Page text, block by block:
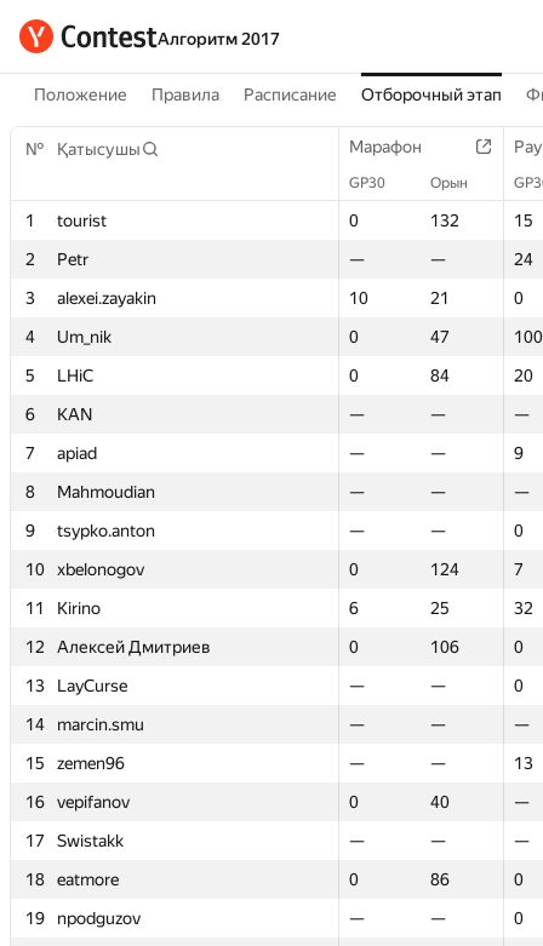
Алгоритм 2017
Положение Правила Расписание Отборочный этап
№ Қатысушы Марафон
GP30 Орын
1 tourist 0 132
15
2
Petr — —
24
3
alexei.zayakin 10 21
0
4
Um_nik 0 47
100
5
LHiC 0 84
20
6
KAN — —
—
7
apiad — —
9
8
Mahmoudian — —
—
9
tsypko.anton — —
0
10
xbelonogov 0 124
7
11
Kirino 6 25
32
12
Алексей Дмитриев 0 106
0
13
LayCurse — —
0
14
marcin.smu — —
—
15
zemen96 — —
13
16
vepifanov 0 40
—
17
Swistakk — —
—
18
eatmore 0 86
0
19
npodguzov — —
0
№ Қатысушы Марафон
GP30 Орын
1 tourist 0 132
15
2
Petr — —
24
3
alexei.zayakin 10 21
0
4
Um_nik 0 47
100
5
LHiC 0 84
20
6
KAN — —
—
7
apiad — —
9
8
Mahmoudian — —
—
9
tsypko.anton — —
0
10
xbelonogov 0 124
7
11
Kirino 6 25
32
12
Алексей Дмитриев 0 106
0
13
LayCurse — —
0
14
marcin.smu — —
—
15
zemen96 — —
13
16
vepifanov 0 40
—
17
Swistakk — —
—
18
eatmore 0 86
0
19
npodguzov — —
0